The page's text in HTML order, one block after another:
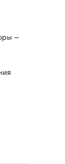
—